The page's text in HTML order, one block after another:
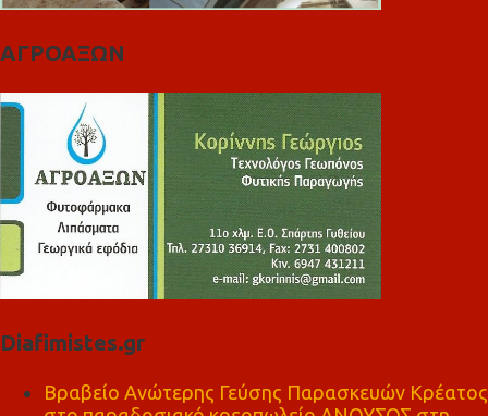
ΑΓΡΟΑΞΩΝ
Diafimistes.gr
Βραβείο Ανώτερης Γεύσης Παρασκευών Κρέατος